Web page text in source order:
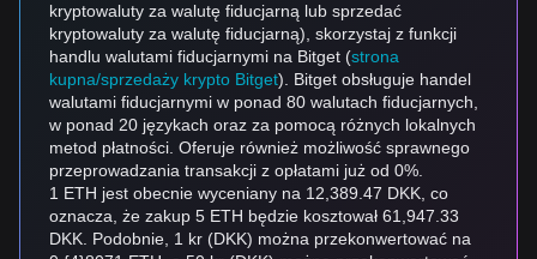
kryptowaluty za walutę fiducjarną lub sprzedać
kryptowaluty za walutę fiducjarną), skorzystaj z funkcji
handlu walutami fiducjarnymi na Bitget (strona
kupna/sprzedaży krypto Bitget). Bitget obsługuje handel
walutami fiducjarnymi w ponad 80 walutach fiducjarnych,
w ponad 20 językach oraz za pomocą różnych lokalnych
metod płatności. Oferuje również możliwość sprawnego
przeprowadzania transakcji z opłatami już od 0%.
1 ETH jest obecnie wyceniany na 12,389.47 DKK, co
oznacza, że zakup 5 ETH będzie kosztował 61,947.33
DKK. Podobnie, 1 kr (DKK) można przekonwertować na